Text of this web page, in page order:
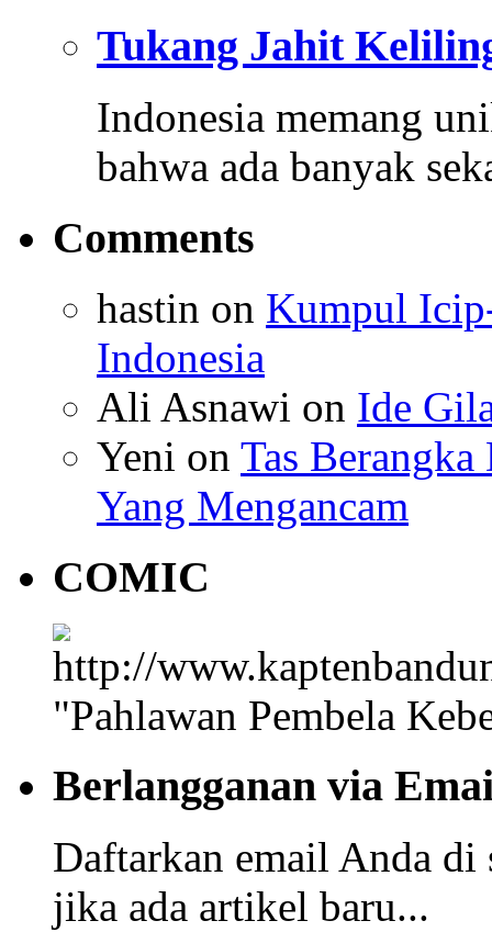
Tukang Jahit
Indonesia memang
bahwa ada banyak
Comments
hastin on Kumpul
Indonesia
Ali Asnawi on Ide
Yeni on Tas
Yang Mengancam
COMIC
"Pahlawan Pembela
Berlangganan via
Daftarkan email Anda
jika ada artikel baru...